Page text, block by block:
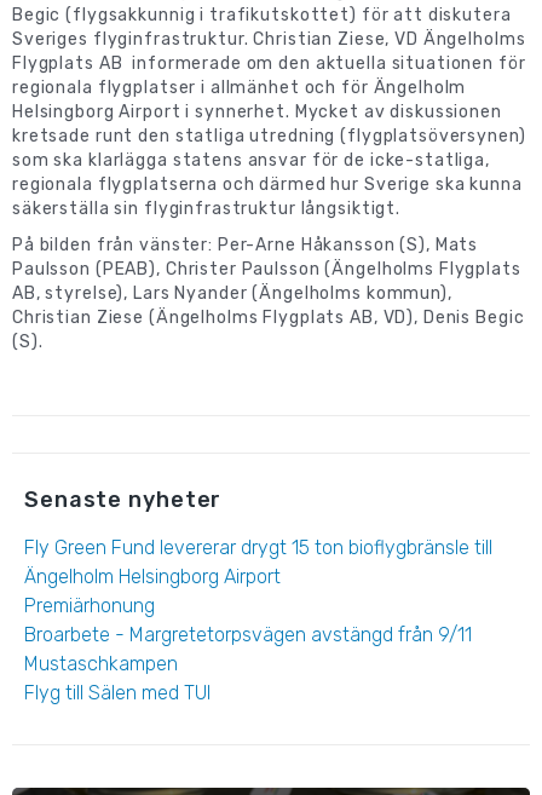
Begic (flygsakkunnig i trafikutskottet) för att diskutera
Sveriges flyginfrastruktur. Christian Ziese, VD Ängelholms
Flygplats AB informerade om den aktuella situationen för
regionala flygplatser i allmänhet och för Ängelholm
Helsingborg Airport i synnerhet. Mycket av diskussionen
kretsade runt den statliga utredning (flygplatsöversynen)
som ska klarlägga statens ansvar för de icke-statliga,
regionala flygplatserna och därmed hur Sverige ska kunna
säkerställa sin flyginfrastruktur långsiktigt.
På bilden från vänster: Per-Arne Håkansson (S), Mats
Paulsson (PEAB), Christer Paulsson (Ängelholms Flygplats
AB, styrelse), Lars Nyander (Ängelholms kommun),
Christian Ziese (Ängelholms Flygplats AB, VD), Denis Begic
(S).
Senaste nyheter
Fly Green Fund levererar drygt 15 ton bioflygbränsle till
Ängelholm Helsingborg Airport
Premiärhonung
Broarbete - Margretetorpsvägen avstängd från 9/11
Mustaschkampen
Flyg till Sälen med TUI